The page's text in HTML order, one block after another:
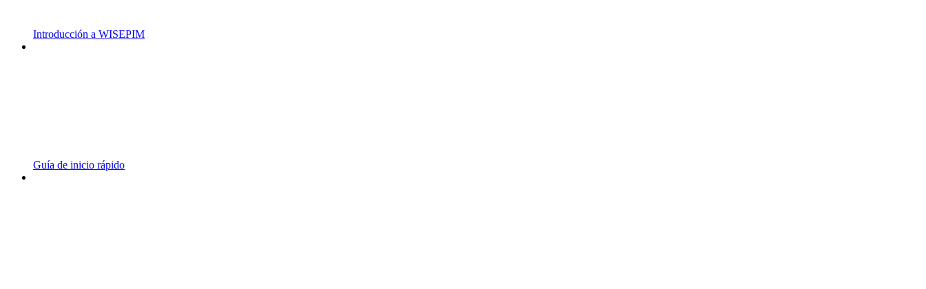
Introducción a WISEPIM
Guía de inicio rápido